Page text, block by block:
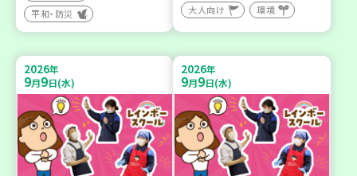
平和・防災
大人向け 環境
2026年
9月9日(水)
2026年
9月9日(水)